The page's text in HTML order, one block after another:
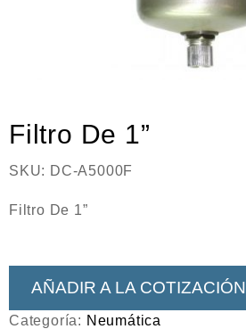
Filtro De 1”
SKU: DC-A5000F
Filtro De 1”
AÑADIR A LA COTIZACIÓN
Categoría: Neumática